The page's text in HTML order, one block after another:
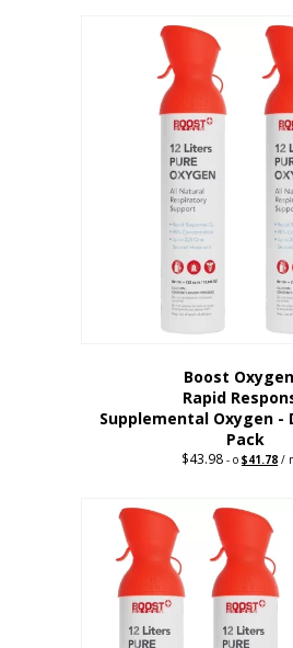
dólares.
Boost
Rapid
Supplemental Oxygen -
Pack
$43.98 - o Original
$43.98.
$41.78 /